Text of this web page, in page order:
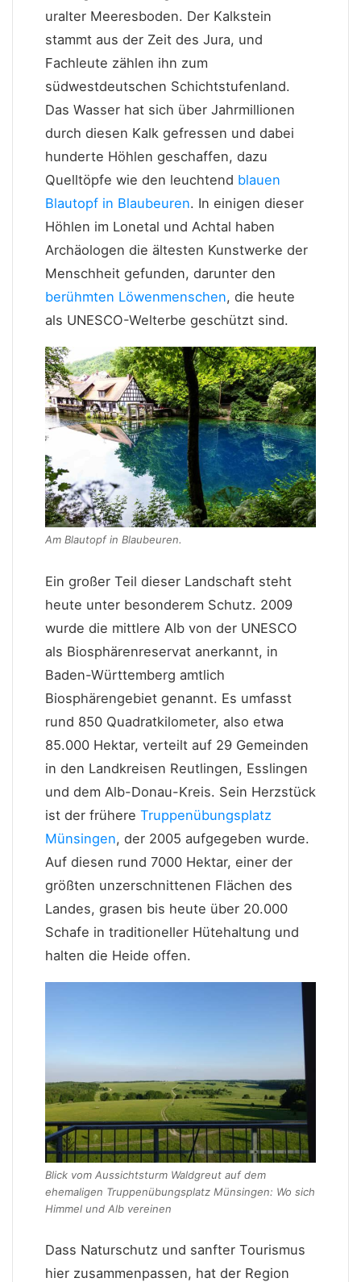
uralter Meeresboden. Der Kalkstein
stammt aus der Zeit des Jura, und
Fachleute zählen ihn zum
südwestdeutschen Schichtstufenland.
Das Wasser hat sich über Jahrmillionen
durch diesen Kalk gefressen und dabei
hunderte Höhlen geschaffen, dazu
Quelltöpfe wie den leuchtend blauen
Blautopf in Blaubeuren. In einigen dieser
Höhlen im Lonetal und Achtal haben
Archäologen die ältesten Kunstwerke der
Menschheit gefunden, darunter den
berühmten Löwenmenschen, die heute
als UNESCO-Welterbe geschützt sind.
Am Blautopf in Blaubeuren.
Ein großer Teil dieser Landschaft steht
heute unter besonderem Schutz. 2009
wurde die mittlere Alb von der UNESCO
als Biosphärenreservat anerkannt, in
Baden-Württemberg amtlich
Biosphärengebiet genannt. Es umfasst
rund 850 Quadratkilometer, also etwa
85.000 Hektar, verteilt auf 29 Gemeinden
in den Landkreisen Reutlingen, Esslingen
und dem Alb-Donau-Kreis. Sein Herzstück
ist der frühere Truppenübungsplatz
Münsingen, der 2005 aufgegeben wurde.
Auf diesen rund 7000 Hektar, einer der
größten unzerschnittenen Flächen des
Landes, grasen bis heute über 20.000
Schafe in traditioneller Hütehaltung und
halten die Heide offen.
Blick vom Aussichtsturm Waldgreut auf dem
ehemaligen Truppenübungsplatz Münsingen: Wo sich
Himmel und Alb vereinen
Dass Naturschutz und sanfter Tourismus
hier zusammenpassen, hat der Region